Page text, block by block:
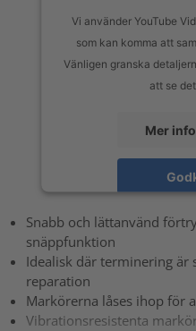
Vi använder YouTube
som kan komma att
Vänligen granska
att se
Mer
Snabb och lättanvänd
snäppfunktion
Idealisk där terminering
reparation
Markörerna låses ihop för
Vibrationsresistenta